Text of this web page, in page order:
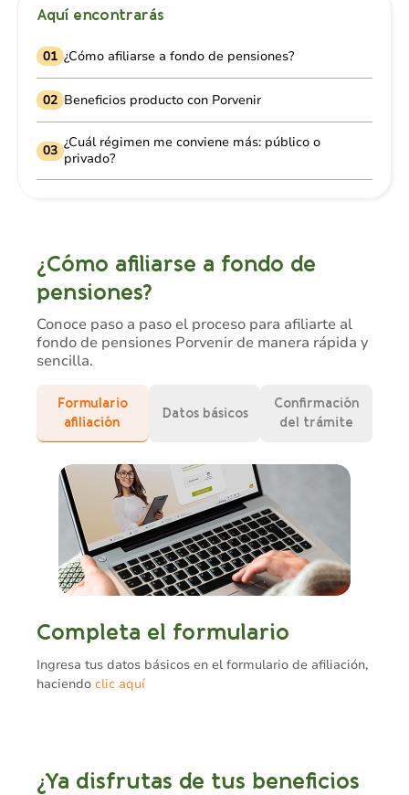
Aquí encontrarás
01 ¿Cómo afiliarse a fondo de pensiones?
02 Beneficios producto con Porvenir
03 ¿Cuál régimen me conviene más: público o
privado?
¿Cómo afiliarse a fondo de
pensiones?
Conoce paso a paso el proceso para afiliarte al
fondo de pensiones Porvenir de manera rápida y
sencilla.
Formulario
afiliación
Datos básicos
Confirmación
del trámite
Completa el formulario
Ingresa tus datos básicos en el formulario de afiliación,
haciendo clic aquí
¿Ya disfrutas de tus beneficios